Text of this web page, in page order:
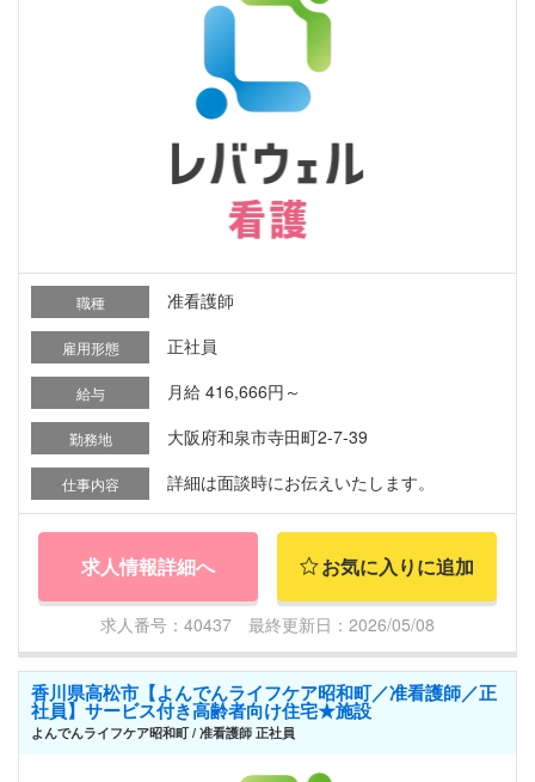
職種 准看護師
雇用形態 正社員
給与 月給 416,666円～
勤務地 大阪府和泉市寺田町2-7-39
仕事内容 詳細は面談時にお伝えいたします。
求人情報詳細へ お気に入りに追加
求人番号：40437 最終更新日：2026/05/08
香川県高松市【よんでんライフケア昭和町／准看護師／正
社員】サービス付き高齢者向け住宅★施設
よんでんライフケア昭和町 / 准看護師 正社員